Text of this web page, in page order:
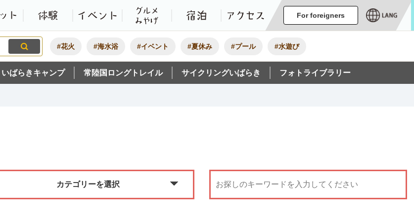
観光いばらき公式ホームページ
特集・オススメ
モデルコーススポット 体験 イベント グルメ・みやげ宿泊 アクセス
For foreigners
#花火 #海水浴 #イベント #夏休み #プール #水遊び
いばらきキャンプ 常陸国ロングトレイル サイクリングいばらき フォトライブラリー
カテゴリーを選択